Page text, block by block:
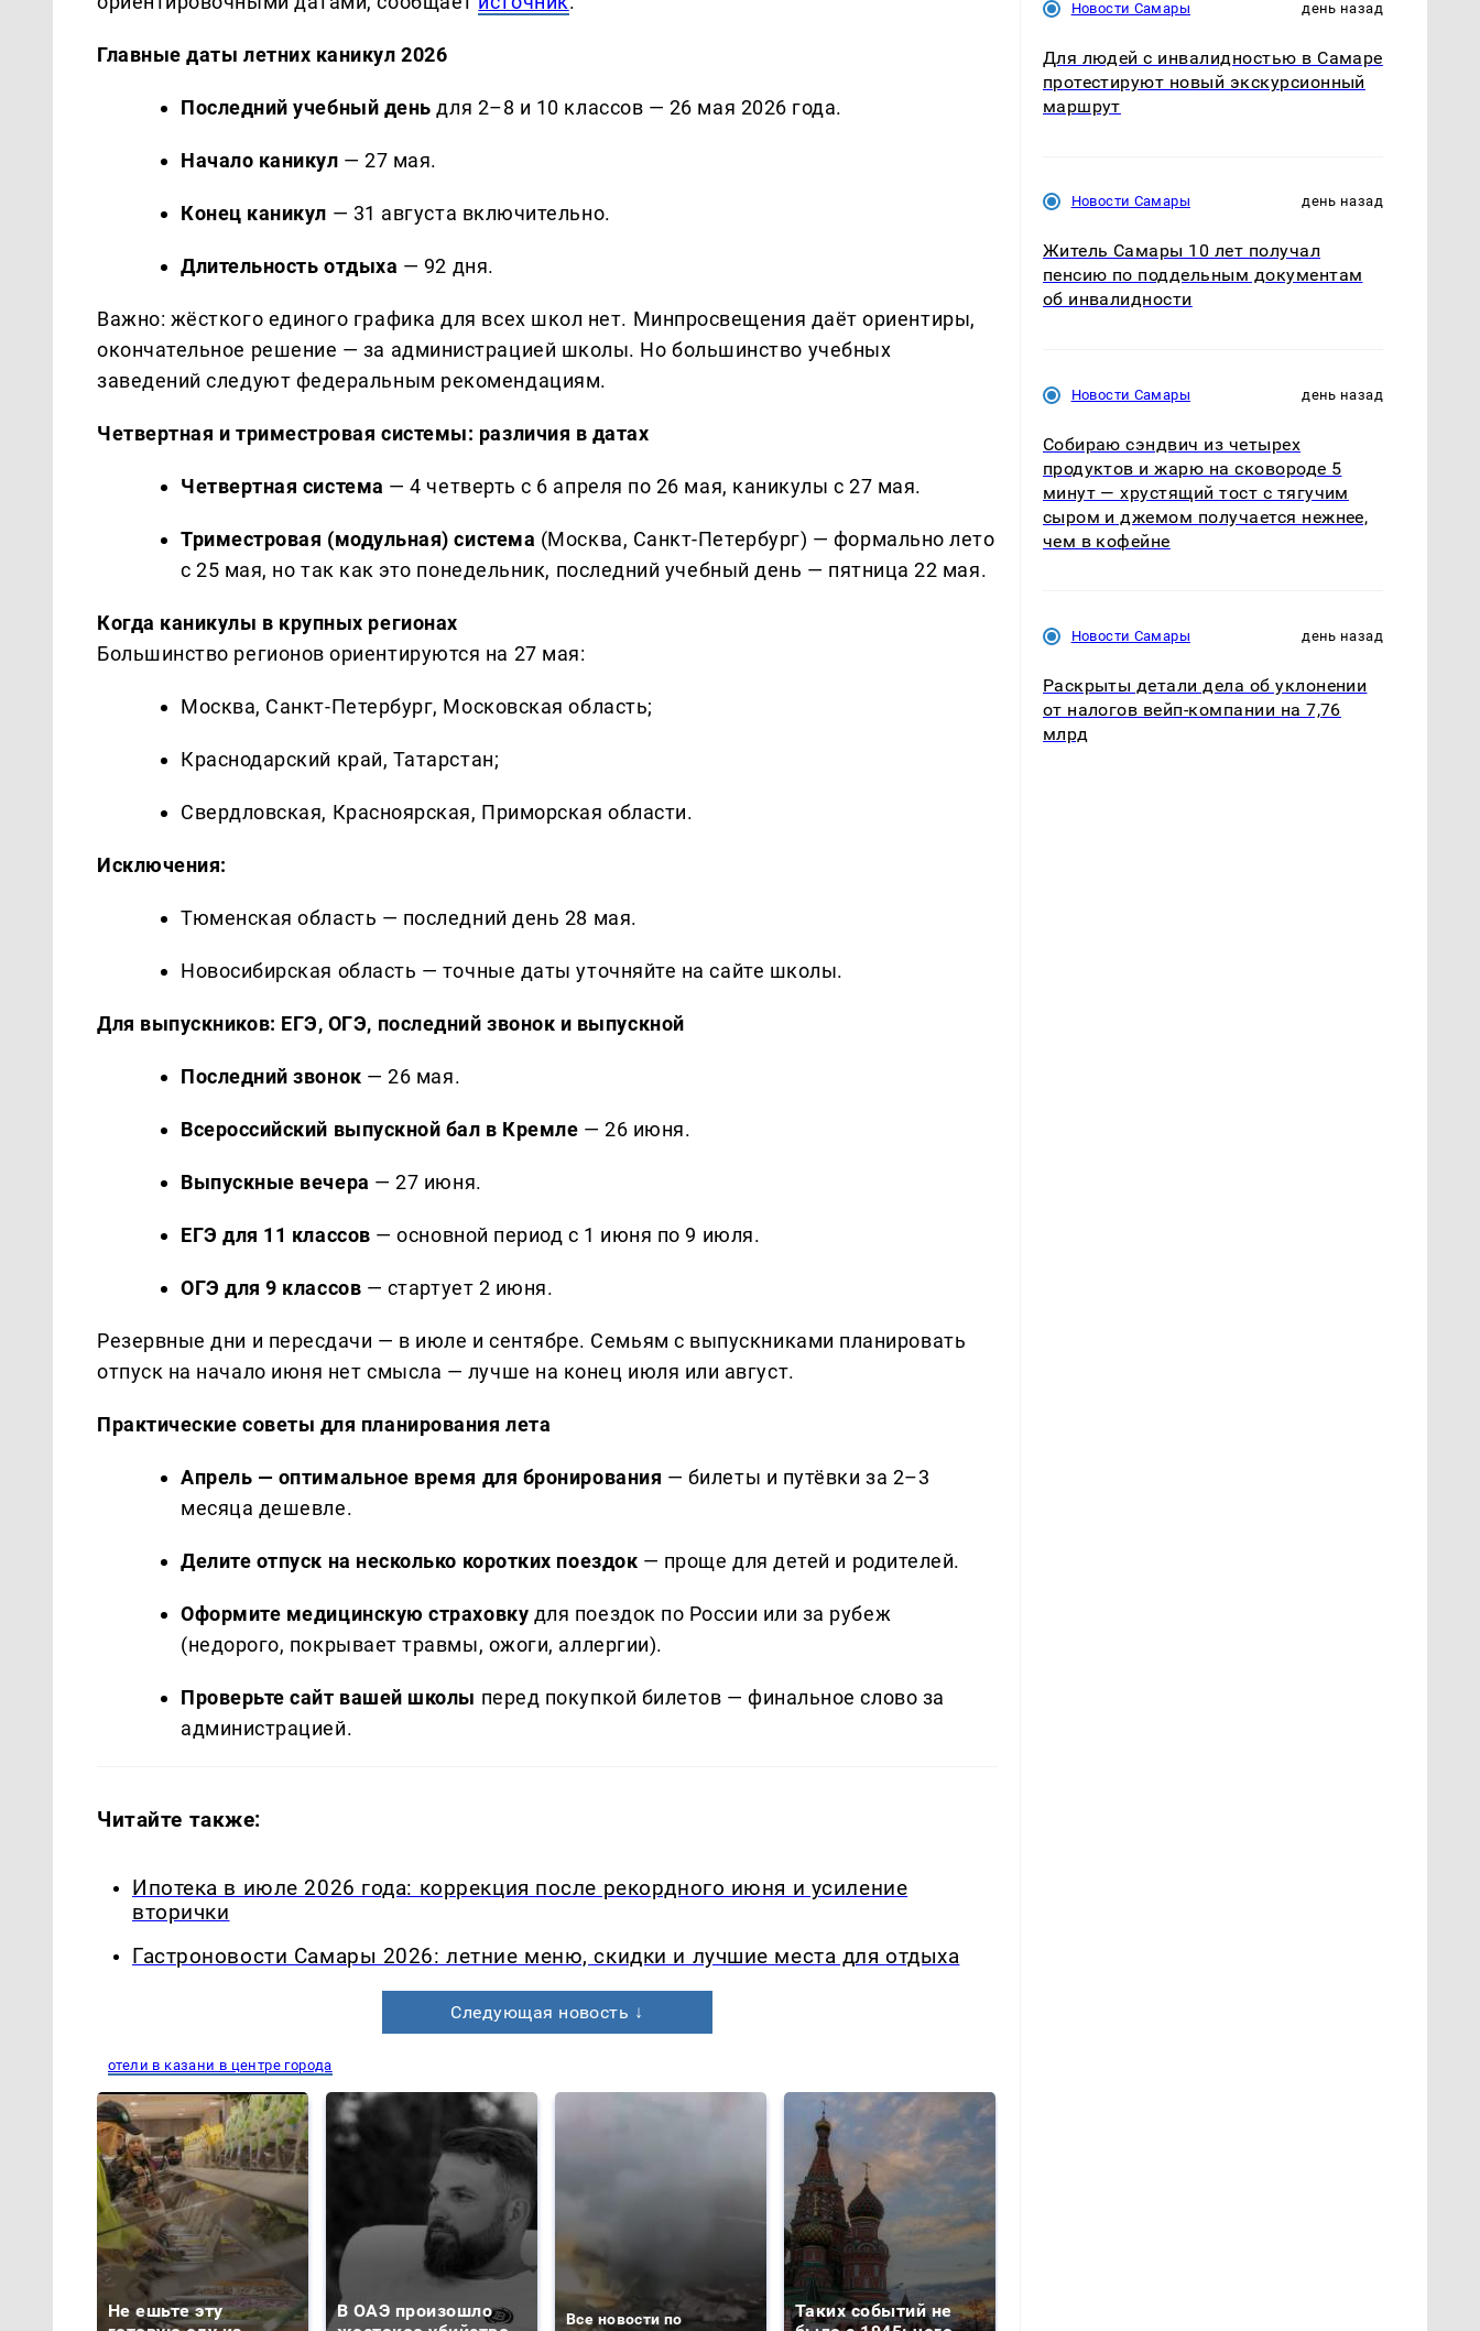
Главные даты летних каникул 2026
Последний учебный день для 2–8 и 10 классов — 26 мая 2026 года.
Начало каникул — 27 мая.
Конец каникул — 31 августа включительно.
Длительность отдыха — 92 дня.
Важно: жёсткого единого графика для всех школ нет. Минпросвещения даёт ориентиры,
окончательное решение — за администрацией школы. Но большинство учебных
заведений следуют федеральным рекомендациям.
Четвертная и триместровая системы: различия в датах
Четвертная система — 4 четверть с 6 апреля по 26 мая, каникулы с 27 мая.
Триместровая (модульная) система (Москва, Санкт-Петербург) — формально лето
с 25 мая, но так как это понедельник, последний учебный день — пятница 22 мая.
Когда каникулы в крупных регионах
Большинство регионов ориентируются на 27 мая:
Москва, Санкт-Петербург, Московская область;
Краснодарский край, Татарстан;
Свердловская, Красноярская, Приморская области.
Исключения:
Тюменская область — последний день 28 мая.
Новосибирская область — точные даты уточняйте на сайте школы.
Для выпускников: ЕГЭ, ОГЭ, последний звонок и выпускной
Последний звонок — 26 мая.
Всероссийский выпускной бал в Кремле — 26 июня.
Выпускные вечера — 27 июня.
ЕГЭ для 11 классов — основной период с 1 июня по 9 июля.
ОГЭ для 9 классов — стартует 2 июня.
Резервные дни и пересдачи — в июле и сентябре. Семьям с выпускниками планировать
отпуск на начало июня нет смысла — лучше на конец июля или август.
Практические советы для планирования лета
Апрель — оптимальное время для бронирования — билеты и путёвки за 2–3
месяца дешевле.
Делите отпуск на несколько коротких поездок — проще для детей и родителей.
Оформите медицинскую страховку для поездок по России или за рубеж
(недорого, покрывает травмы, ожоги, аллергии).
Проверьте сайт вашей школы перед покупкой билетов — финальное слово за
администрацией.
Читайте также:
Ипотека в июле 2026 года: коррекция после рекордного июня и усиление
вторички
Гастроновости Самары 2026: летние меню, скидки и лучшие места для отдыха
Следующая новость ↓
отели в казани в центре города
Не ешьте эту
В ОАЭ произошло
Все новости по
Таких событий не
Новости Самары день назад
Для людей с инвалидностью в Самаре
протестируют новый экскурсионный
маршрут
Новости Самары день назад
Житель Самары 10 лет получал
пенсию по поддельным документам
об инвалидности
Новости Самары день назад
Собираю сэндвич из четырех
продуктов и жарю на сковороде 5
минут — хрустящий тост с тягучим
сыром и джемом получается нежнее,
чем в кофейне
Новости Самары день назад
Раскрыты детали дела об уклонении
от налогов вейп-компании на 7,76
млрд